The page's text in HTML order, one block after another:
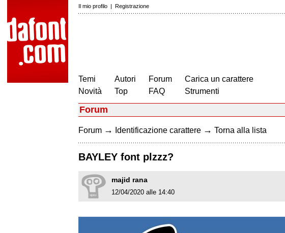
Il mio profilo | Registrazione
Temi
Novità
Autori
Top
Forum
FAQ
Carica un carattere
Strumenti
Forum
Forum → Identificazione carattere → Torna alla lista
BAYLEY font plzzz?
majid rana
12/04/2020 alle 14:40